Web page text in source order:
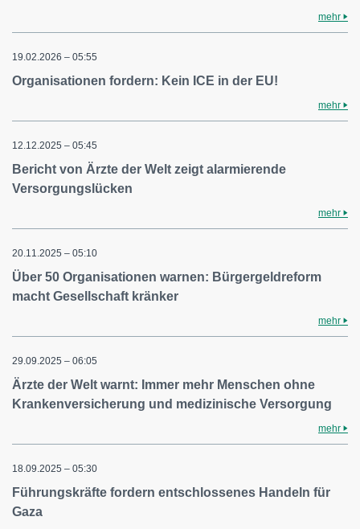
mehr
19.02.2026 – 05:55
Organisationen fordern: Kein ICE in der EU!
mehr
12.12.2025 – 05:45
Bericht von Ärzte der Welt zeigt alarmierende
Versorgungslücken
mehr
20.11.2025 – 05:10
Über 50 Organisationen warnen: Bürgergeldreform
macht Gesellschaft kränker
mehr
29.09.2025 – 06:05
Ärzte der Welt warnt: Immer mehr Menschen ohne
Krankenversicherung und medizinische Versorgung
mehr
18.09.2025 – 05:30
Führungskräfte fordern entschlossenes Handeln für
Gaza